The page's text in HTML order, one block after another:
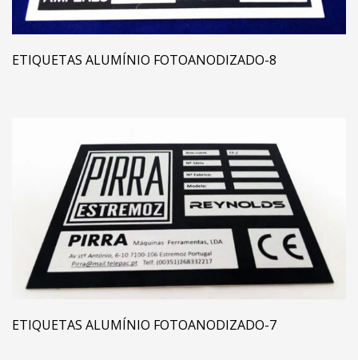
ETIQUETAS ALUMÍNIO FOTOANODIZADO-8
ETIQUETAS ALUMÍNIO FOTOANODIZADO-7